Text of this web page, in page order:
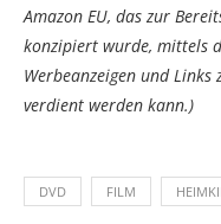
Amazon EU, das zur
konzipiert wurde, mittels
Werbeanzeigen und
verdient werden kann.)
DVD FILM